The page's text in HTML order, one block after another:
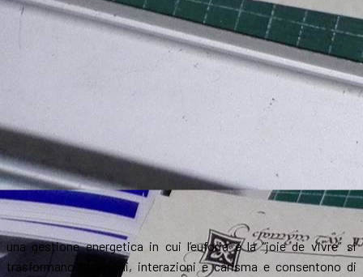
una gestione energetica in cui l’euforia e la “joie de vivre” si
trasformano in azioni, interazioni e carisma e consentono di